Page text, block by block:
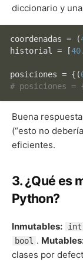
diccionario y
coordenadas = (
historial = [
posiciones = {(
# posiciones
Buena
(“esto no
eficientes.
3. ¿Qué es
Python?
Inmutables: int
bool .
clases por